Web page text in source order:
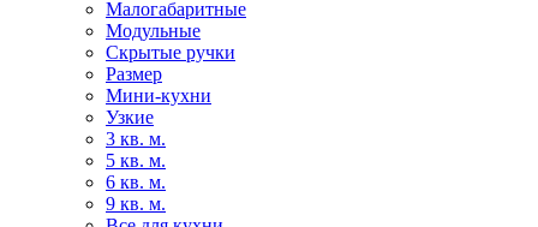
Малогабаритные
Модульные
Скрытые ручки
Размер
Мини-кухни
Узкие
3 кв. м.
5 кв. м.
6 кв. м.
9 кв. м.